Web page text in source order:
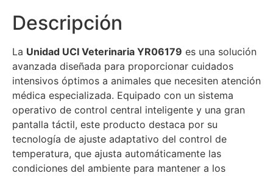
Descripción
La Unidad UCI Veterinaria YR06179 es una solución
avanzada diseñada para proporcionar cuidados
intensivos óptimos a animales que necesiten atención
médica especializada. Equipado con un sistema
operativo de control central inteligente y una gran
pantalla táctil, este producto destaca por su
tecnología de ajuste adaptativo del control de
temperatura, que ajusta automáticamente las
condiciones del ambiente para mantener a los